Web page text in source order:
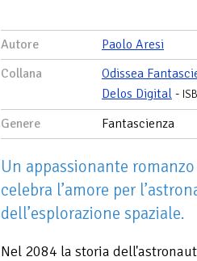
Autore
Paolo Aresi
Collana
Odissea
Delos Digital -
Genere Fantascienza
Un appassionante
celebra l’amore per
dell’esplorazione spaziale.
Nel 2084 la storia